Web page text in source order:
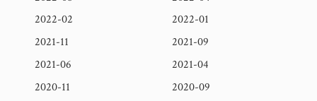
2022-02
2022-01
2021-11
2021-09
2021-06
2021-04
2020-11
2020-09